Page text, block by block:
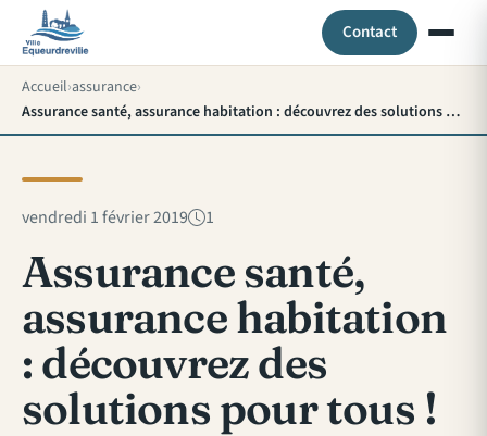
Contact
Accueil assurance
Assurance santé, assurance habitation : découvrez des solutions pour tous !
vendredi 1 février 2019 1
Assurance santé,
assurance habitation
: découvrez des
solutions pour tous !